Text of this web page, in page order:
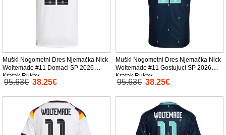
Muški Nogometni Dres Njemačka Nick
Woltemade #11 Domaci SP 2026
Kratak Rukav
95.63€ 38.25€
Muški Nogometni Dres Njemačka Nick
Woltemade #11 Gostujuci SP 2026
Kratak Rukav
95.63€ 38.25€